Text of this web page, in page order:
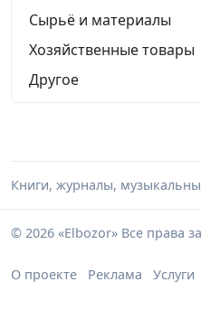
Сырьё и материалы
Хозяйственные товары
Другое
Книги, журналы,
© 2026 «Elbozor» Все права
О проекте Реклама Услуги